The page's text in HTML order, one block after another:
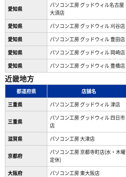
愛知県
パソコン工房 グッドウィル名古屋
大須店
愛知県 パソコン工房 グッドウィル 刈谷店
愛知県
パソコン工房 グッドウィル 豊田店
愛知県
パソコン工房 グッドウィル 岡崎店
愛知県
パソコン工房 グッドウィル 豊橋店
近畿地方
都道府県 店舗名
三重県
パソコン工房 グッドウィル 津店
三重県
パソコン工房 グッドウィル 四日市
店
滋賀県 パソコン工房 大津店
京都府
パソコン工房 京都寺町店(水・木曜
定休)
大阪府 パソコン工房 東大阪店